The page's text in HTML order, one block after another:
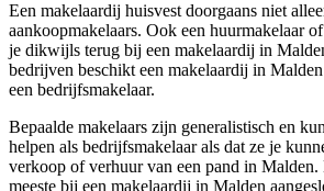
Een makelaardij huisvest doorgaans niet
aankoopmakelaars. Ook een huurmakelaar
je dikwijls terug bij een makelaardij in
bedrijven beschikt een makelaardij in
een bedrijfsmakelaar.
Bepaalde makelaars zijn generalistisch en
helpen als bedrijfsmakelaar als dat ze je
verkoop of verhuur van een pand in
meeste bij een makelaardij in Malden